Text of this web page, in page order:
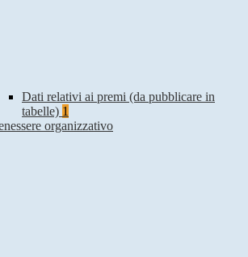
Dati relativi ai premi (da pubblicare in
tabelle) 1
organizzativo